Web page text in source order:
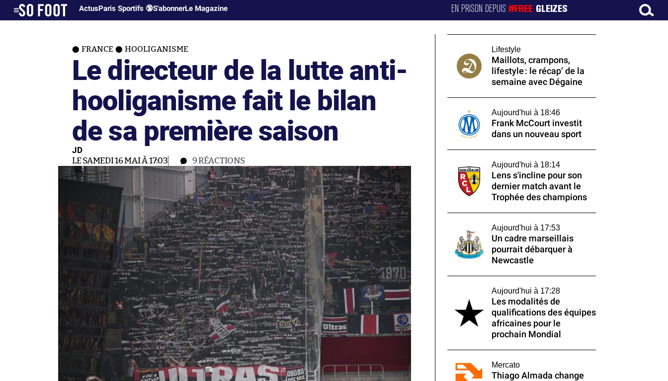
ActusParis Sportifs 🔞S'abonnerLe Magazine EN PRISON DEPUIS#FREE GLEIZES
FRANCE HOOLIGANISME
Le directeur de la lutte anti-
hooliganisme fait le bilan
de sa première saison
JD
LE SAMEDI 16 MAI À 17:03 9RÉACTIONS
Lifestyle
Maillots, crampons,
lifestyle : le récap’ de la
semaine avec Dégaine
Aujourd'hui à 18:46
Frank McCourt investit
dans un nouveau sport
Aujourd'hui à 18:14
Lens s'incline pour son
dernier match avant le
Trophée des champions
Aujourd'hui à 17:53
Un cadre marseillais
pourrait débarquer à
Newcastle
Aujourd'hui à 17:28
Les modalités de
qualifications des équipes
africaines pour le
prochain Mondial
Mercato
Thiago Almada change